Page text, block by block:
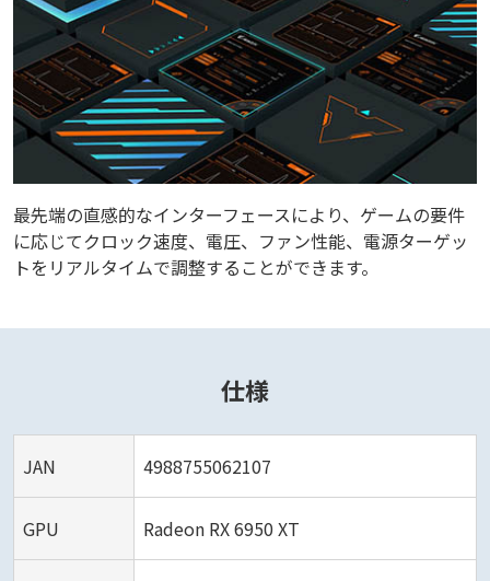
最先端の直感的なインターフェースにより、ゲームの要件
に応じてクロック速度、電圧、ファン性能、電源ターゲッ
トをリアルタイムで調整することができます。
仕様
JAN 4988755062107
GPU Radeon RX 6950 XT